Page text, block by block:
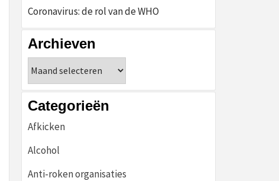
Coronavirus: de rol van de WHO
Archieven
Categorieën
Afkicken
Alcohol
Anti-roken organisaties